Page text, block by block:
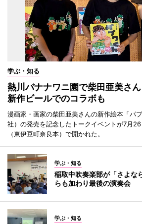
学ぶ・知る
熱川バナナワニ園で柴田亜美さ
新作ビールでのコラボも
漫画家・画家の柴田亜美さんの新作絵本「パ
社）の発売を記念したトークイベントが7月
（東伊豆町奈良本）で開かれた。
学ぶ・知る
稲取中吹奏楽部が「さよ
らも加わり最後の演奏会
学ぶ・知る